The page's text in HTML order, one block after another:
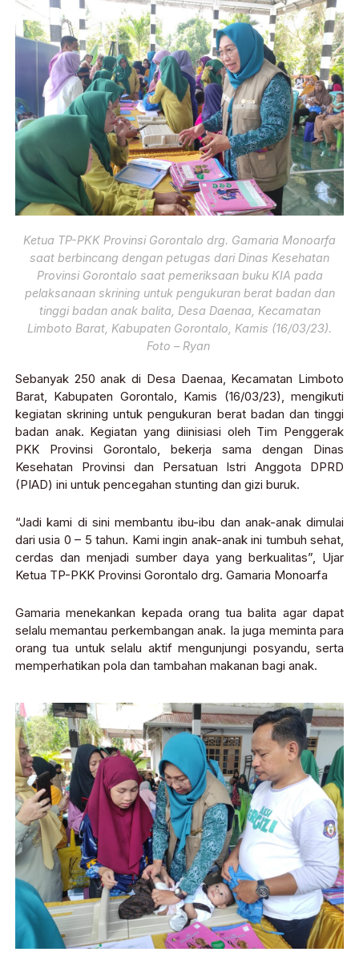
Ketua TP-PKK Provinsi Gorontalo drg. Gamaria Monoarfa
saat berbincang dengan petugas dari Dinas Kesehatan
Provinsi Gorontalo saat pemeriksaan buku KIA pada
pelaksanaan skrining untuk pengukuran berat badan dan
tinggi badan anak balita, Desa Daenaa, Kecamatan
Limboto Barat, Kabupaten Gorontalo, Kamis (16/03/23).
Foto – Ryan
Sebanyak 250 anak di Desa Daenaa, Kecamatan Limboto
Barat, Kabupaten Gorontalo, Kamis (16/03/23), mengikuti
kegiatan skrining untuk pengukuran berat badan dan tinggi
badan anak. Kegiatan yang diinisiasi oleh Tim Penggerak
PKK Provinsi Gorontalo, bekerja sama dengan Dinas
Kesehatan Provinsi dan Persatuan Istri Anggota DPRD
(PIAD) ini untuk pencegahan stunting dan gizi buruk.
“Jadi kami di sini membantu ibu-ibu dan anak-anak dimulai
dari usia 0 – 5 tahun. Kami ingin anak-anak ini tumbuh sehat,
cerdas dan menjadi sumber daya yang berkualitas”, Ujar
Ketua TP-PKK Provinsi Gorontalo drg. Gamaria Monoarfa
Gamaria menekankan kepada orang tua balita agar dapat
selalu memantau perkembangan anak. Ia juga meminta para
orang tua untuk selalu aktif mengunjungi posyandu, serta
memperhatikan pola dan tambahan makanan bagi anak.